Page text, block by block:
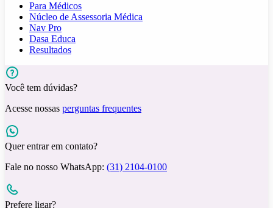
Para Médicos
Núcleo de Assessoria Médica
Nav Pro
Dasa Educa
Resultados
Você tem dúvidas?
Acesse nossas perguntas frequentes
Quer entrar em contato?
Fale no nosso WhatsApp: (31) 2104-0100
Prefere ligar?